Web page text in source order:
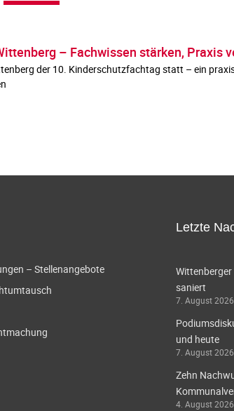
– Fachwissen stärken, Praxis
der 10. Kinderschutzfachtag statt – ein
– Stellenangebote
Letzte
saniert
7. August 2026
und heute
7. August 2026
Zehn
4. August 2026